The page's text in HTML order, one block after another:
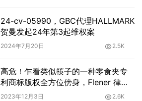
24-cv-05990，GBC代理HALLMARK
贺曼发起24年第3起维权案
2024年7月20日 2.5K
高危！乍看类似筷子的一种零食夹专
利商标版权全方位傍身，Flener 律所
代理再次隐匿立案，已冻结
2023年12月3日 2.6K